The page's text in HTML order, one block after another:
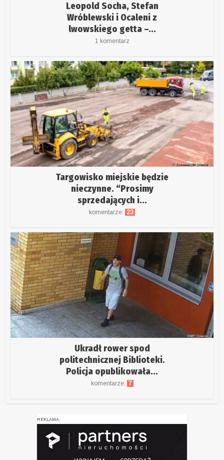
Leopold Socha, Stefan
Wróblewski i Ocaleni z
lwowskiego getta –...
1 komentarz
Targowisko miejskie będzie
nieczynne. “Prosimy
sprzedających i...
komentarze: 23
Ukradł rower spod
politechnicznej Biblioteki.
Policja opublikowała...
komentarze: 7
REKLAMA